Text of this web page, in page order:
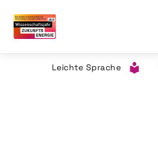
Leichte Sprache